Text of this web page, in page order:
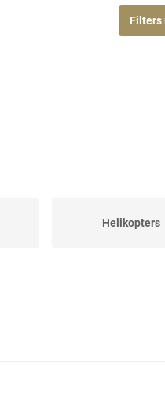
Filters
Helikopters